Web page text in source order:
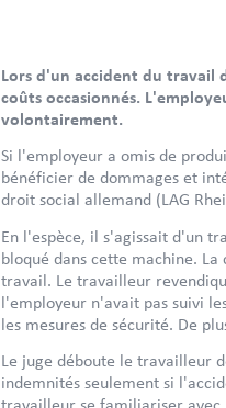
Lors d'un accident du travail
coûts occasionnés.
volontairement.
Si l'employeur a omis de
bénéficier de dommages et
droit social allemand (LAG
En l'espèce, il s'agissait d'un
bloqué dans cette machine.
travail. Le travailleur
l'employeur n'avait pas suivi
les mesures de sécurité. De
Le juge déboute le travailleur
indemnités seulement si